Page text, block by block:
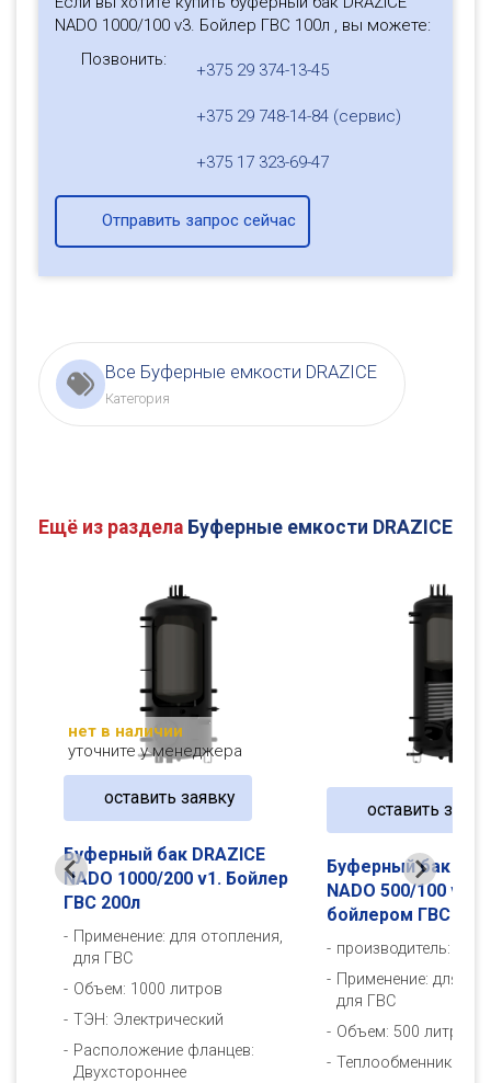
NADO 1000/100 v3. Бойлер ГВС 100л , вы можете:
Позвонить:
+375 29 374-13-45
+375 29 748-14-84 (сервис)
+375 17 323-69-47
Отправить запрос сейчас
Все Буферные емкости DRAZICE
Категория
Ещё из раздела Буферные емкости DRAZICE
Буферный бак DRAZICE
NADO 1000/200 v1. Бойлер
ГВС 200л
Применение: для отопления,
для ГВС
Объем: 1000 литров
ТЭН: Электрический
Расположение фланцев:
Двухстороннее
нет в наличии
уточните у менеджера
оставить заявку
Буферный бак
NADO 500/100 v2. С
бойлером ГВС
производитель:
Применение: для
для ГВС
Объем: 500 литров
Теплообменник:
оставить